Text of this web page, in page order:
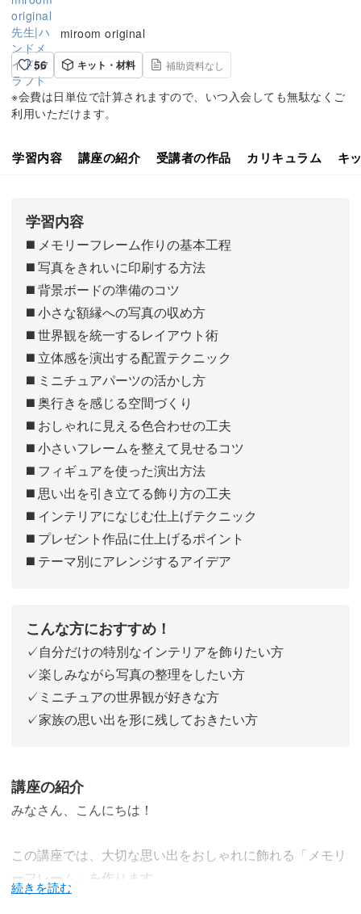
miroom original
56
キット・材料 補助資料なし
※会費は日単位で計算されますので、いつ入会しても無駄なくご
利用いただけます。
学習内容 講座の紹介 受講者の作品 カリキュラム キ
学習内容
◼️ メモリーフレーム作りの基本工程
◼️ 写真をきれいに印刷する方法
◼️ 背景ボードの準備のコツ
◼️ 小さな額縁への写真の収め方
◼️ 世界観を統一するレイアウト術
◼️ 立体感を演出する配置テクニック
◼️ ミニチュアパーツの活かし方
◼️ 奥行きを感じる空間づくり
◼️ おしゃれに見える色合わせの工夫
◼️ 小さいフレームを整えて見せるコツ
◼️ フィギュアを使った演出方法
◼️ 思い出を引き立てる飾り方の工夫
◼️ インテリアになじむ仕上げテクニック
◼️ プレゼント作品に仕上げるポイント
◼️ テーマ別にアレンジするアイデア
こんな方におすすめ！
✓自分だけの特別なインテリアを飾りたい方
✓楽しみながら写真の整理をしたい方
✓ミニチュアの世界観が好きな方
✓家族の思い出を形に残しておきたい方
講座の紹介
みなさん、こんにちは！
この講座では、大切な思い出をおしゃれに飾れる「メモリ
ーフレーム」を作ります。